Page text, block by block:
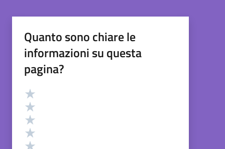
Quanto sono chiare le
informazioni su questa
pagina?
Valutazione